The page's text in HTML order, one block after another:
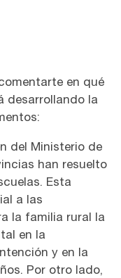
en qué
desarrollando la
del Ministerio de
han resuelto
Esta
a las
la familia rural la
en la
y en la
Por otro lado,